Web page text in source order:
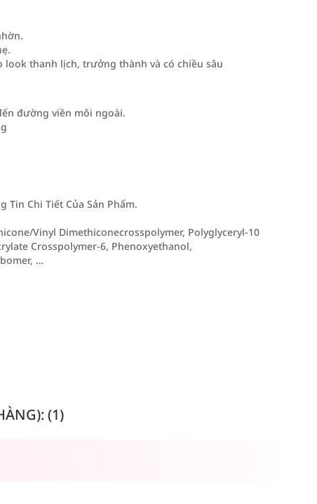
thanh lịch, trưởng thành và có chiều sâu
đường viền môi ngoài.
Tin Chi Tiết Của Sản Phẩm.
Vinyl Dimethiconecrosspolymer, Polyglyceryl-10
Crosspolymer-6, Phenoxyethanol,
…
(1)